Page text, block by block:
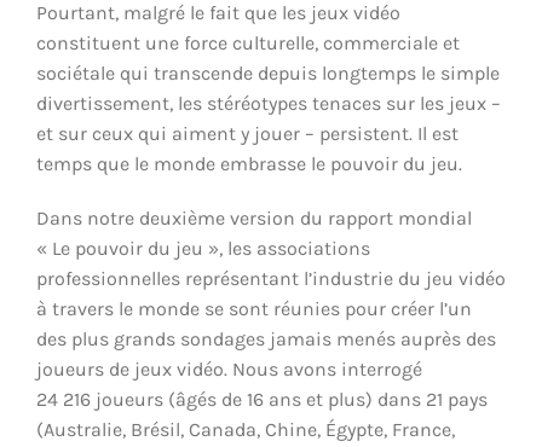
Pourtant, malgré le fait que les jeux vidéo
constituent une force culturelle, commerciale et
sociétale qui transcende depuis longtemps le simple
divertissement, les stéréotypes tenaces sur les jeux –
et sur ceux qui aiment y jouer – persistent. Il est
temps que le monde embrasse le pouvoir du jeu.
Dans notre deuxième version du rapport mondial
« Le pouvoir du jeu », les associations
professionnelles représentant l’industrie du jeu vidéo
à travers le monde se sont réunies pour créer l’un
des plus grands sondages jamais menés auprès des
joueurs de jeux vidéo. Nous avons interrogé
24 216 joueurs (âgés de 16 ans et plus) dans 21 pays
(Australie, Brésil, Canada, Chine, Égypte, France,